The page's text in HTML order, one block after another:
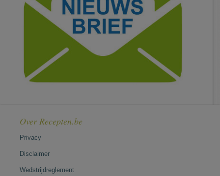
Over Recepten.be
Privacy
Disclaimer
Wedstrijdreglement